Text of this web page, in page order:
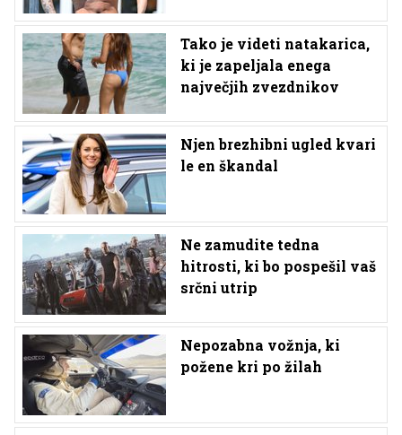
Tako je videti natakarica,
ki je zapeljala enega
največjih zvezdnikov
Njen brezhibni ugled kvari
le en škandal
Ne zamudite tedna
hitrosti, ki bo pospešil vaš
srčni utrip
Nepozabna vožnja, ki
požene kri po žilah